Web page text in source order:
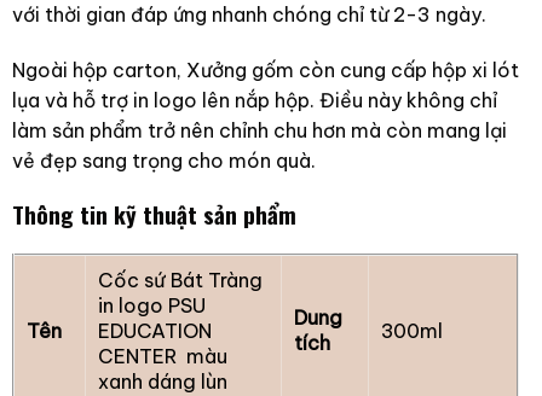
với thời gian đáp ứng nhanh chóng chỉ từ 2-3 ngày.
Ngoài hộp carton, Xưởng gốm còn cung cấp hộp xi lót
lụa và hỗ trợ in logo lên nắp hộp. Điều này không chỉ
làm sản phẩm trở nên chỉnh chu hơn mà còn mang lại
vẻ đẹp sang trọng cho món quà.
Thông tin kỹ thuật sản phẩm
Tên
Cốc sứ Bát Tràng
in logo PSU
EDUCATION
CENTER màu
xanh dáng lùn
Dung
tích
300ml